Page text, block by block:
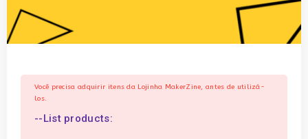
Você precisa adquirir itens da Lojinha MakerZine, antes de utilizá-
los.
--List products: